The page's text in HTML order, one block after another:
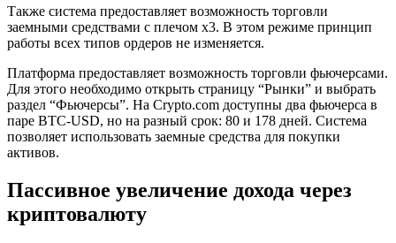
Также система предоставляет возможность торговли
заемными средствами с плечом х3. В этом режиме принцип
работы всех типов ордеров не изменяется.
Платформа предоставляет возможность торговли фьючерсами.
Для этого необходимо открыть страницу “Рынки” и выбрать
раздел “Фьючерсы”. На Cryptо.com доступны два фьючерса в
паре BTC-USD, но на разный срок: 80 и 178 дней. Система
позволяет использовать заемные средства для покупки
активов.
Пассивное увеличение дохода через
криптовалюту